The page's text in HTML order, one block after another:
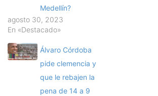
Medellín?
agosto 30, 2023
En «Destacado»
Álvaro Córdoba
pide clemencia y
que le rebajen la
pena de 14 a 9